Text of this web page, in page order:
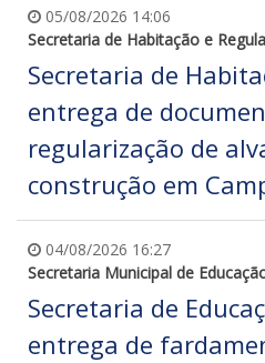
05/08/2026 14:06
Secretaria de Habitação e
Secretaria de
entrega de
regularização de
construção em
04/08/2026 16:27
Secretaria Municipal de
Secretaria de
entrega de